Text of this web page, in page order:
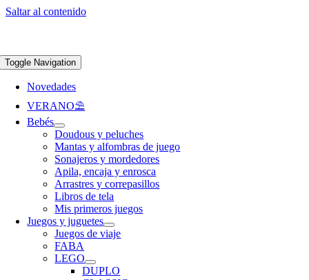
Saltar al contenido
Toggle Navigation
Novedades
VERANO⛱️​
Bebés
Doudous y peluches
Mantas y alfombras de juego
Sonajeros y mordedores
Apila, encaja y enrosca
Arrastres y correpasillos
Libros de tela
Mis primeros juegos
Juegos y juguetes
Juegos de viaje
FABA
LEGO
DUPLO